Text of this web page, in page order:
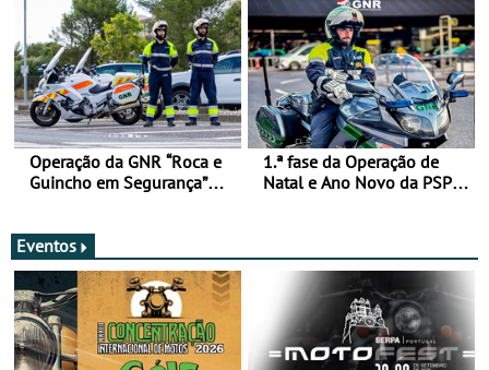
Operação da GNR “Roca e
Guincho em Segurança”
1.ª fase da Operação de
Natal e Ano Novo da PSP e
Eventos